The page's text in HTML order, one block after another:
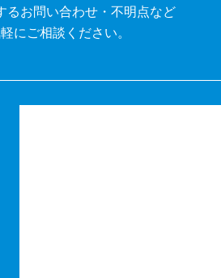
るお問い合わせ・不明点など
にご相談ください。